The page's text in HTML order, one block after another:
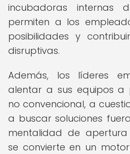
incubadoras internas
permiten a los
posibilidades y
disruptivas.
Además, los líderes
alentar a sus equipos a
no convencional, a
a buscar soluciones
mentalidad de apertura
se convierte en un